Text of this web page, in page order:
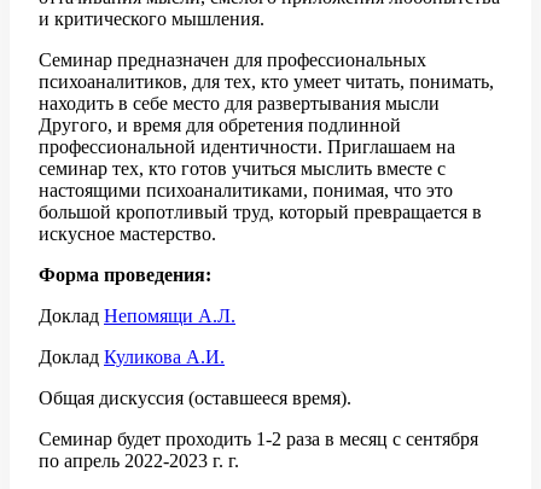
и критического мышления.
Семинар предназначен для профессиональных
психоаналитиков, для тех, кто умеет читать, понимать,
находить в себе место для развертывания мысли
Другого, и время для обретения подлинной
профессиональной идентичности. Приглашаем на
семинар тех, кто готов учиться мыслить вместе с
настоящими психоаналитиками, понимая, что это
большой кропотливый труд, который превращается в
искусное мастерство.
Форма проведения:
Доклад Непомящи А.Л.
Доклад Куликова А.И.
Общая дискуссия (оставшееся время).
Семинар будет проходить 1-2 раза в месяц с сентября
по апрель 2022-2023 г. г.